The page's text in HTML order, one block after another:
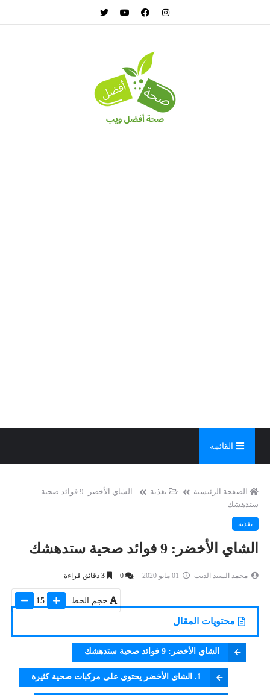
القائمة
الصفحة الرئيسية تغذية
الشاي الأخضر: 9 فوائد صحية
ستدهشك
تغذية
الشاي الأخضر: 9 فوائد صحية ستدهشك
محمد السيد الديب 0
3دقائق قراءة
حجم الخط 15
محتويات المقال
الشاي الأخضر: 9 فوائد صحية ستدهشك
1. الشاي الأخضر يحتوي على مركبات صحية كثيرة